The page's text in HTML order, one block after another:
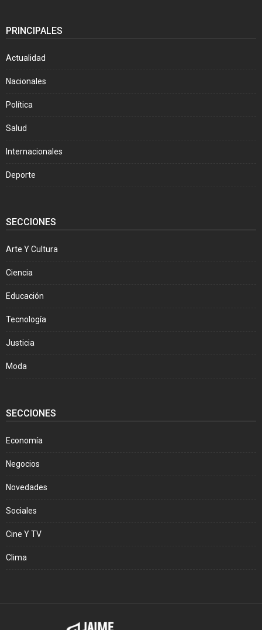
PRINCIPALES
Actualidad
Nacionales
Política
Salud
Internacionales
Deporte
SECCIONES
Arte Y Cultura
Ciencia
Educación
Tecnología
Justicia
Moda
SECCIONES
Economía
Negocios
Novedades
Sociales
Cine Y TV
Clima